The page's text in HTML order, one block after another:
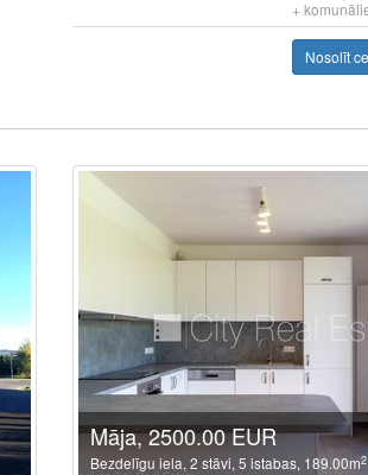
+
Nosolīt
Māja, 2500.00 EUR
Bezdelīgu iela, 2 stāvi, 5 istabas, 189.00m2